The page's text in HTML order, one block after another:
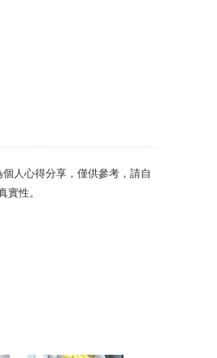
人心得分享，僅供參考，請自
實性。